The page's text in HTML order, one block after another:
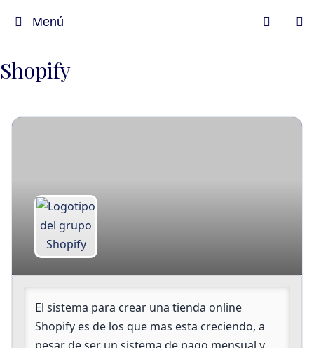
Menú
Shopify
de
El sistema para crear una tienda online
Shopify es de los que mas esta creciendo, a